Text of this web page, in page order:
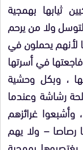
ثيابها بهمجية
ولا من يرحم
لأنهم يحملون في
في أسرتها
، وبكل وحشية
رشاشة وعندما
وأشبعوا غرائزهم
رصاصا – ولا يهم